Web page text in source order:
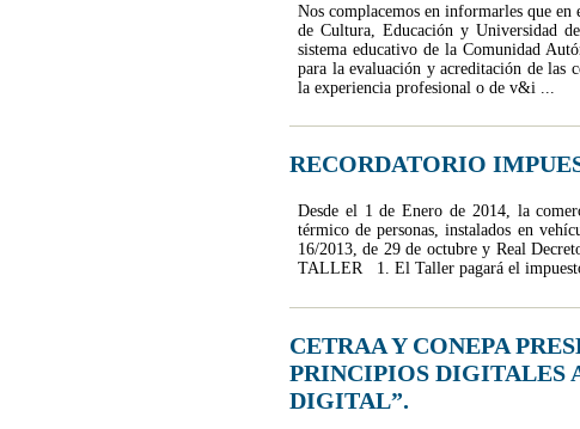
Nos complacemos en informarles que
de Cultura, Educación y Universidad
sistema educativo de la Comunidad
para la evaluación y acreditación de las
la experiencia profesional o de v&i ...
RECORDATORIO
Desde el 1 de Enero de 2014, la
térmico de personas, instalados en
16/2013, de 29 de octubre y Real
TALLER 1. El Taller pagará el
CETRAA Y CONEPA
PRINCIPIOS DIGITALES
DIGITAL”.